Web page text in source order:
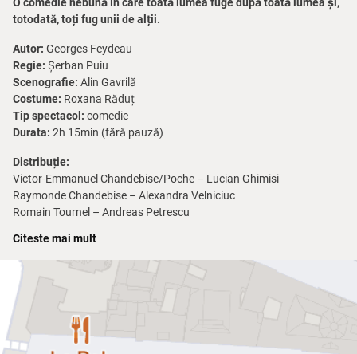
O comedie nebună în care toată lumea fuge după toată lumea și,
totodată, toți fug unii de alții.
Autor: Georges Feydeau
Regie: Șerban Puiu
Scenografie: Alin Gavrilă
Costume: Roxana Răduț
Tip spectacol: comedie
Durata: 2h 15min (fără pauză)
Distribuție:
Victor-Emmanuel Chandebise/Poche – Lucian Ghimisi
Raymonde Chandebise – Alexandra Velniciuc
Romain Tournel – Andreas Petrescu
Baptistin – Ștefan Velniciuc
Camille Chandebise – Ștefan Pavel
Augustin Ferraillon – Marcelo Cobzariu
Olympe Ferraillon – Raluca Ghervan
Etienne – Alexandru Prica
Lucienne Homenides de Histangua – Irina Noapteș
Rugby – Vlad Ianus
Citeste mai mult